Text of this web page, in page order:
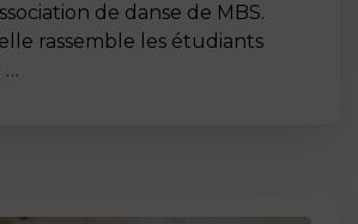
de danse de MBS.
rassemble les étudiants
…